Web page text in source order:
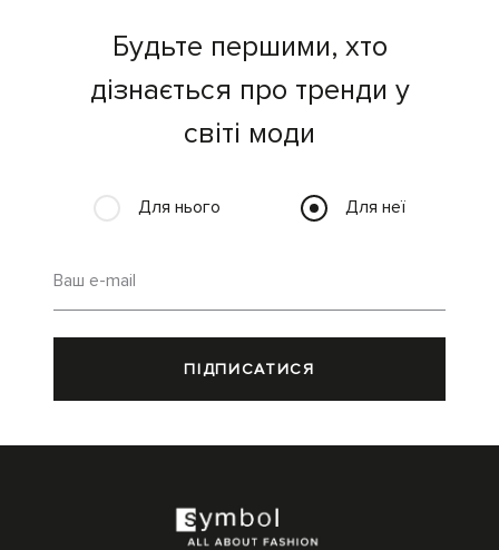
Будьте першими, хто
дізнається про тренди у
світі моди
Для нього Для неї
Ваш e-mail
ПІДПИСАТИСЯ